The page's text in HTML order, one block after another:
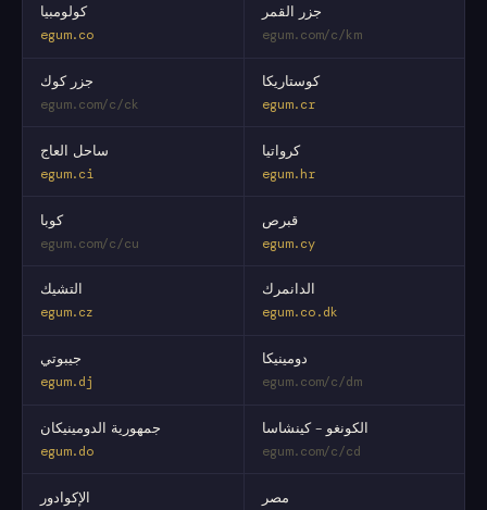
كولومبيا
egum.co
جزر القمر
egum.com/c/km
جزر كوك
egum.com/c/ck
كوستاريكا
egum.cr
ساحل العاج
egum.ci
كرواتيا
egum.hr
كوبا
egum.com/c/cu
قبرص
egum.cy
التشيك
egum.cz
الدانمرك
egum.co.dk
جيبوتي
egum.dj
دومينيكا
egum.com/c/dm
جمهورية الدومينيكان
egum.do
الكونغو - كينشاسا
egum.com/c/cd
الإكوادور مصر